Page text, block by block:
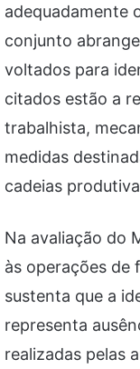
adequadamente
conjunto
voltados para
citados estão a
trabalhista,
medidas
cadeias
Na avaliação do
às operações de
sustenta que a
representa
realizadas pelas